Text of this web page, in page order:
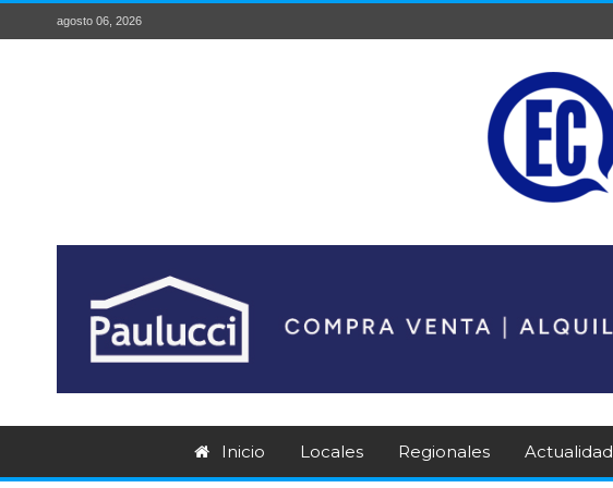
agosto 06, 2026
Inicio Locales Regionales Actualidad